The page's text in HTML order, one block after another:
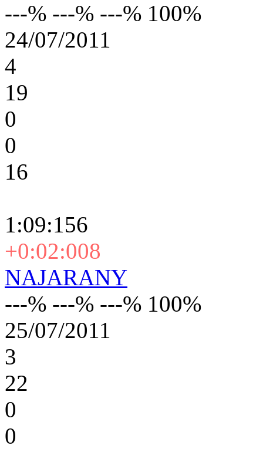
---% ---% ---% 100%
24/07/2011
4
19
0
0
16
1:09:156
+0:02:008
NAJARANY
---% ---% ---% 100%
25/07/2011
3
22
0
0